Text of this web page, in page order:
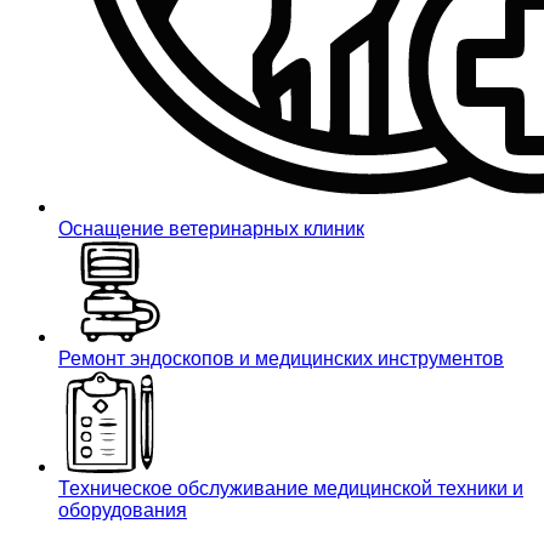
Оснащение ветеринарных клиник
Ремонт эндоскопов и медицинских инструментов
Техническое обслуживание медицинской техники и
оборудования